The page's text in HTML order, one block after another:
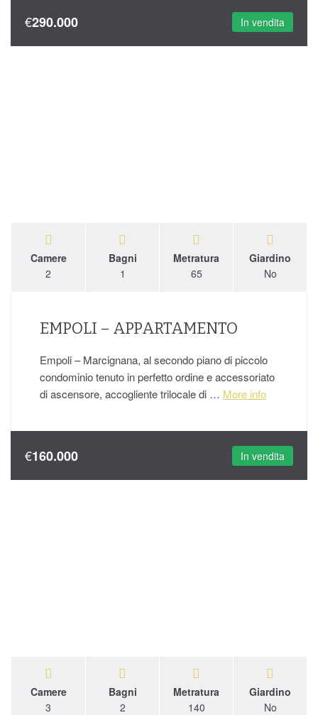
€290.000 In vendita
Camere
2
Bagni
1
Metratura
65
Giardino
No
EMPOLI – APPARTAMENTO
Empoli – Marcignana, al secondo piano di piccolo
condominio tenuto in perfetto ordine e accessoriato
di ascensore, accogliente trilocale di … More info
€160.000 In vendita
Camere
3
Bagni
2
Metratura
140
Giardino
No